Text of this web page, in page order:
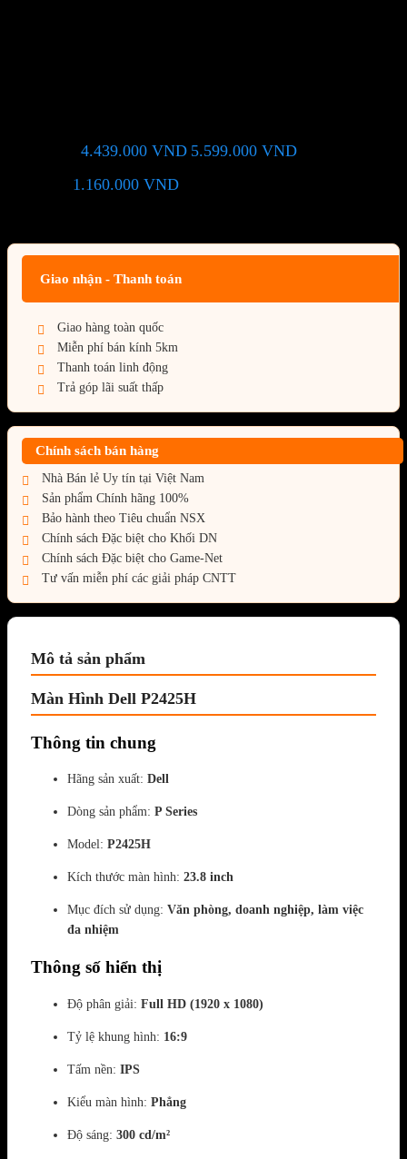
4.439.000 VND 5.599.000 VND
1.160.000 VND
Giao nhận - Thanh toán
Giao hàng toàn quốc
Miễn phí bán kính 5km
Thanh toán linh động
Trả góp lãi suất thấp
Chính sách bán hàng
Nhà Bán lẻ Uy tín tại Việt Nam
Sản phẩm Chính hãng 100%
Bảo hành theo Tiêu chuẩn NSX
Chính sách Đặc biệt cho Khối DN
Chính sách Đặc biệt cho Game-Net
Tư vấn miễn phí các giải pháp CNTT
Mô tả sản phẩm
Màn Hình Dell P2425H
Thông tin chung
Hãng sản xuất: Dell
Dòng sản phẩm: P Series
Model: P2425H
Kích thước màn hình: 23.8 inch
Mục đích sử dụng: Văn phòng, doanh nghiệp, làm việc
đa nhiệm
Thông số hiển thị
Độ phân giải: Full HD (1920 x 1080)
Tỷ lệ khung hình: 16:9
Tấm nền: IPS
Kiểu màn hình: Phẳng
Độ sáng: 300 cd/m²